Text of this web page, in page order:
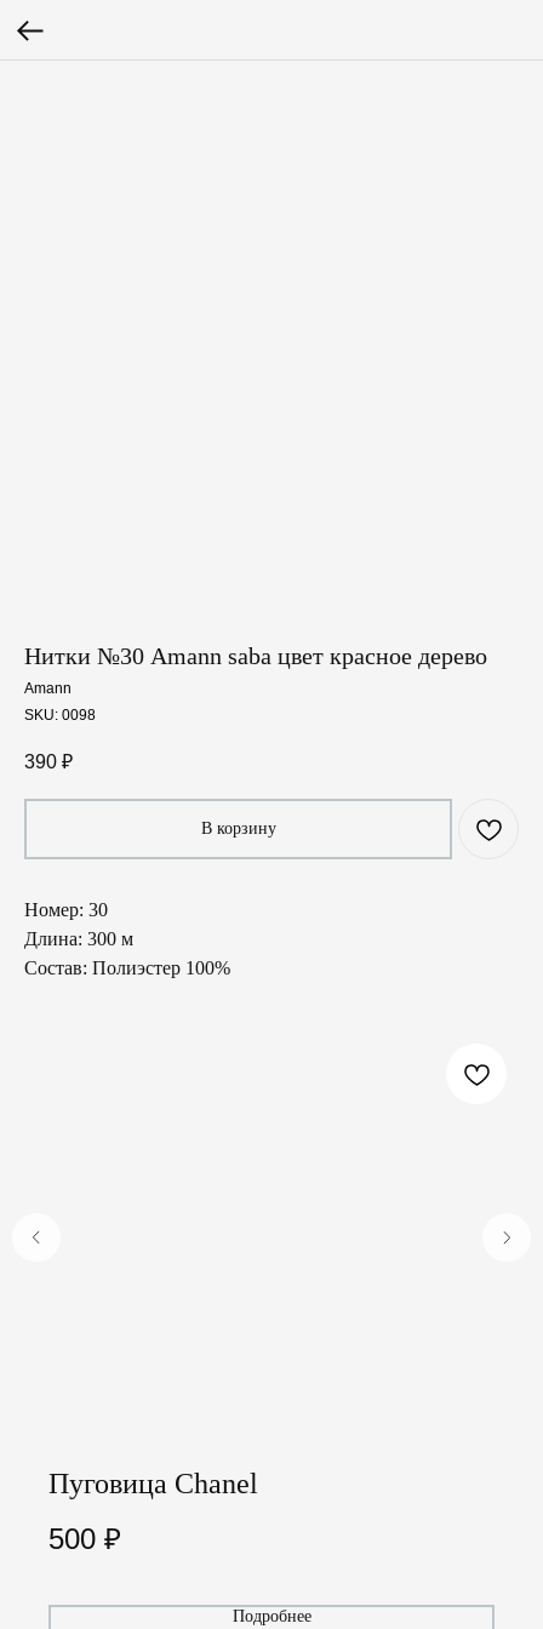
Нитки №30 Amann saba цвет красное дерево
Amann
SKU: 0098
390 ₽
В корзину
Номер: 30
Длина: 300 м
Состав: Полиэстер 100%
Пуговица Chanel
500 ₽
Подробнее